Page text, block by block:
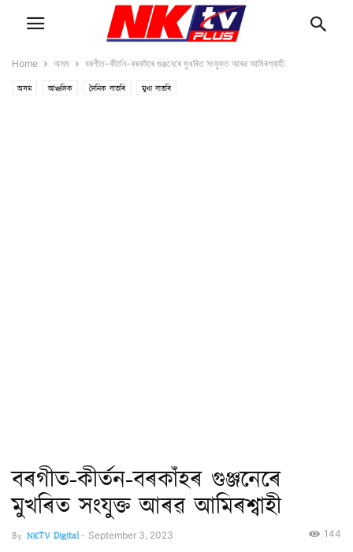
Home অসম বৰগীত-কীৰ্তন-বৰকাঁহৰ গুঞ্জনেৰে মুখৰিত সংযুক্ত আৰৱ আমিৰশ্বাহী
অসম আঞ্চলিক দৈনিক বাতৰি মুখ্য বাতৰি
বৰগীত-কীৰ্তন-বৰকাঁহৰ গুঞ্জনেৰে
মুখৰিত সংযুক্ত আৰৱ আমিৰশ্বাহী
By NKTV Digital- September 3, 2023 144